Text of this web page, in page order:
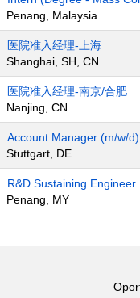
Penang, Malaysia
医院准入经理-上海
Shanghai, SH, CN
医院准入经理-南京/合肥
Nanjing, CN
Account Manager (m/w/
Stuttgart, DE
R&D Sustaining Engineer
Penang, MY